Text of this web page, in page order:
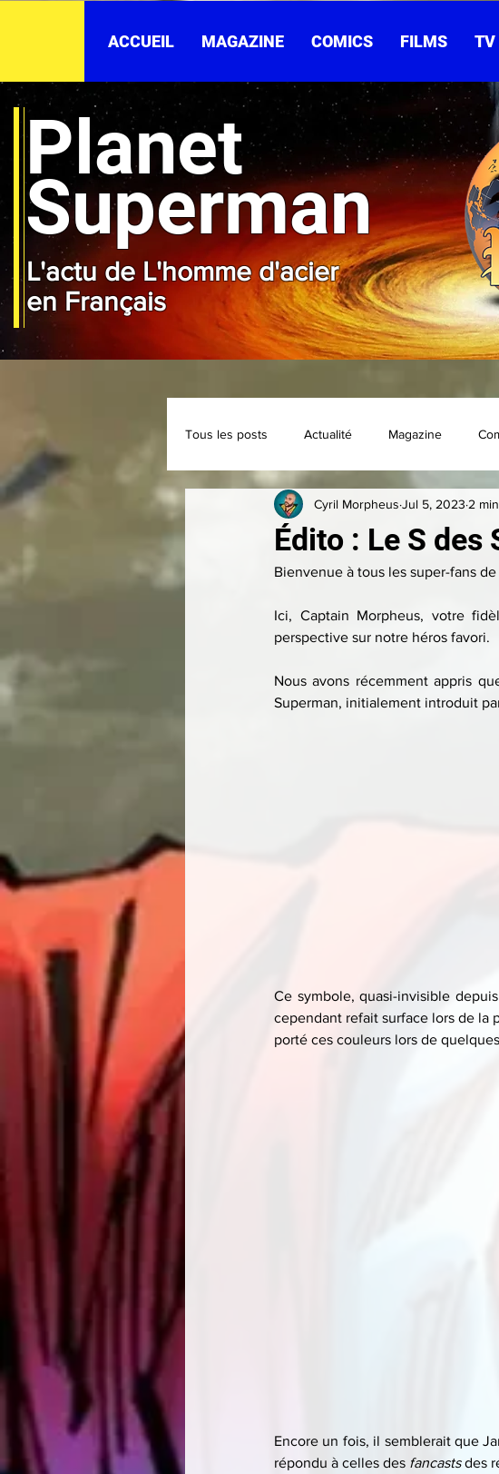
ACCUEIL MAGAZINE COMICS FILMS TV
Planet
Superman
L'actu de L'homme d'acier
en Français
Tous les posts Actualité Magazine
Classique Collection Convention
Édito : Le S des
Cyril Morpheus Jul 5, 2023 2
Bienvenue à tous les super-fans
Ici, Captain Morpheus, votre
perspective sur notre héros favori.
Nous avons récemment appris
Superman, initialement introduit
Ce symbole, quasi-invisible
cependant refait surface lors de la
porté ces couleurs lors de
Encore un fois, il semblerait que
répondu à celles des fancasts des